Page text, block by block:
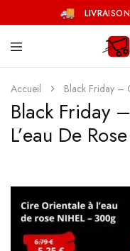
Accueil Black Friday –
Black Friday
L’eau De